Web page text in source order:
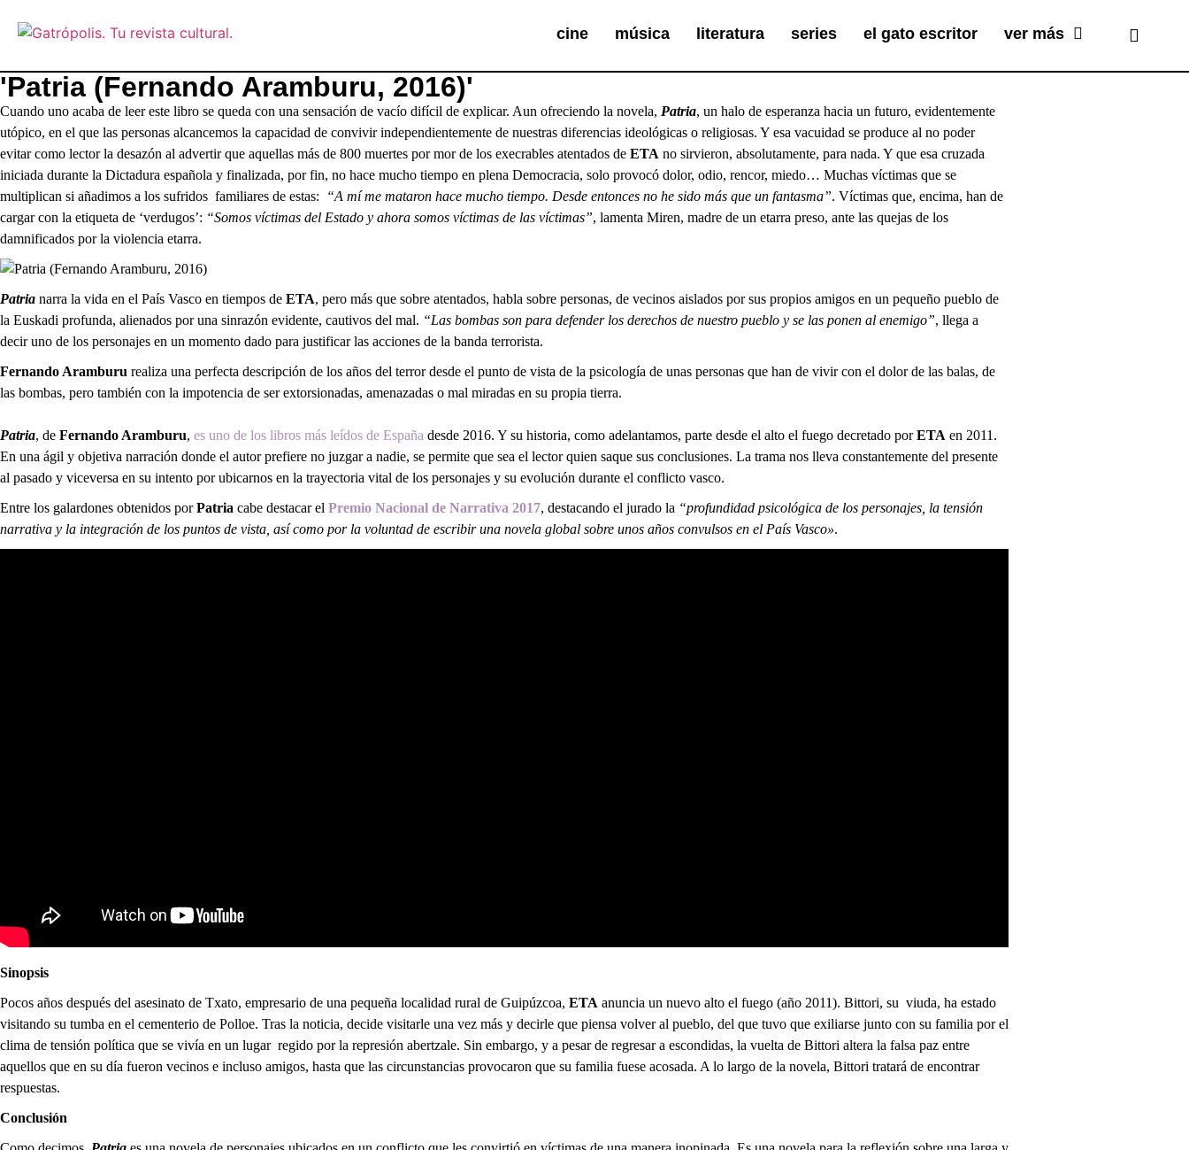
cine música literatura series el gato escritor ver más
'Patria (Fernando Aramburu, 2016)'
Cuando uno acaba de leer este libro se queda con una sensación de vacío difícil de explicar. Aun ofreciendo la novela, Patria, un halo de esperanza hacia un futuro, evidentemente
utópico, en el que las personas alcancemos la capacidad de convivir independientemente de nuestras diferencias ideológicas o religiosas. Y esa vacuidad se produce al no poder
evitar como lector la desazón al advertir que aquellas más de 800 muertes por mor de los execrables atentados de ETA no sirvieron, absolutamente, para nada. Y que esa cruzada
iniciada durante la Dictadura española y finalizada, por fin, no hace mucho tiempo en plena Democracia, solo provocó dolor, odio, rencor, miedo… Muchas víctimas que se
multiplican si añadimos a los sufridos familiares de estas:
“A mí me mataron hace mucho tiempo. Desde entonces no he sido más que un fantasma”. Víctimas que, encima, han de
cargar con la etiqueta de ‘verdugos’: “Somos víctimas del Estado y ahora somos víctimas de las víctimas”, lamenta Miren, madre de un etarra preso, ante las quejas de los
damnificados por la violencia etarra.
Patria narra la vida en el País Vasco en tiempos de ETA, pero más que sobre atentados, habla sobre personas, de vecinos aislados por sus propios amigos en un pequeño pueblo de
la Euskadi profunda, alienados por una sinrazón evidente, cautivos del mal. “Las bombas son para defender los derechos de nuestro pueblo y se las ponen al enemigo”, llega a
decir uno de los personajes en un momento dado para justificar las acciones de la banda terrorista.
Fernando Aramburu realiza una perfecta descripción de los años del terror desde el punto de vista de la psicología de unas personas que han de vivir con el dolor de las balas, de
las bombas, pero también con la impotencia de ser extorsionadas, amenazadas o mal miradas en su propia tierra.
Patria, de Fernando Aramburu, es uno de los libros más leídos de España desde 2016. Y su historia, como adelantamos, parte desde el alto el fuego decretado porETA en 2011.
En una ágil y objetiva narración donde el autor prefiere no juzgar a nadie, se permite que sea el lector quien saque sus conclusiones. La trama nos lleva constantemente del presente
al pasado y viceversa en su intento por ubicarnos en la trayectoria vital de los personajes y su evolución durante el conflicto vasco.
Entre los galardones obtenidos porPatria cabe destacar el Premio Nacional de Narrativa 2017, destacando el jurado la “profundidad psicológica de los personajes, la tensión
narrativa y la integración de los puntos de vista, así como por la voluntad de escribir una novela global sobre unos años convulsos en el País Vasco».
Sinopsis
Pocos años después del asesinato de Txato, empresario de una pequeña localidad rural de Guipúzcoa, ETA anuncia un nuevo alto el fuego (año 2011). Bittori, su viuda, ha estado
visitando su tumba en el cementerio de Polloe. Tras la noticia, decide visitarle una vez más y decirle que piensa volver al pueblo, del que tuvo que exiliarse junto con su familia por el
clima de tensión política que se vivía en un lugar regido por la represión abertzale. Sin embargo, y a pesar de regresar a escondidas, la vuelta de Bittori altera la falsa paz entre
aquellos que en su día fueron vecinos e incluso amigos, hasta que las circunstancias provocaron que su familia fuese acosada. A lo largo de la novela, Bittori tratará de encontrar
respuestas.
Conclusión